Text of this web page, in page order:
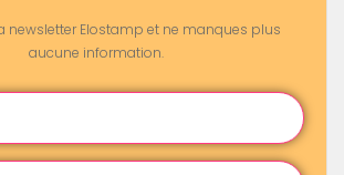
newsletter Elostamp et ne manques plus
aucune information.